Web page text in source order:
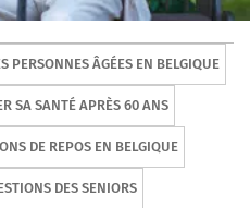
PERSONNES ÂGÉES EN BELGIQUE
SA SANTÉ APRÈS 60 ANS
DE REPOS EN BELGIQUE
DES SENIORS